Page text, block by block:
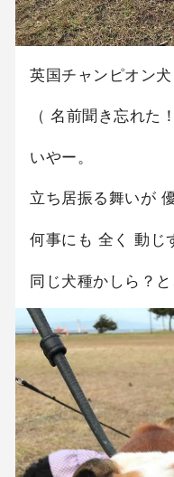
英国チャンピオン犬
（ 名前聞き忘れた！
いやー。
立ち居振る舞いが
何事にも 全く 動じ
同じ犬種かしら？